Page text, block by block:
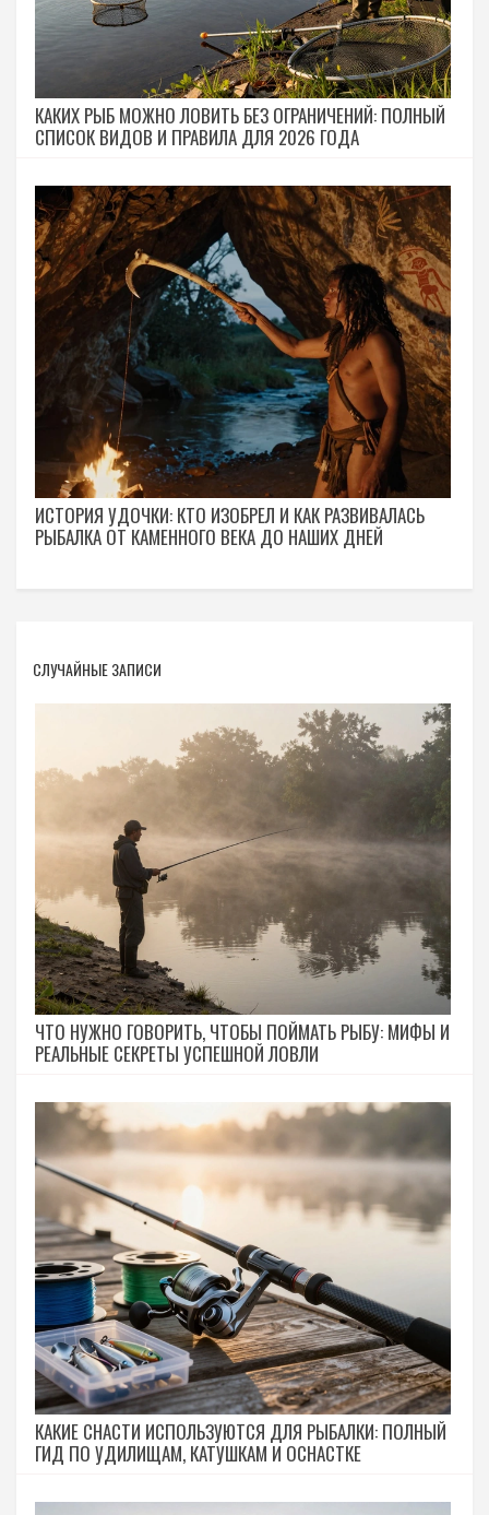
КАКИХ РЫБ МОЖНО ЛОВИТЬ БЕЗ ОГРАНИЧЕНИЙ: ПОЛНЫЙ
СПИСОК ВИДОВ И ПРАВИЛА ДЛЯ 2026 ГОДА
ИСТОРИЯ УДОЧКИ: КТО ИЗОБРЕЛ И КАК РАЗВИВАЛАСЬ
РЫБАЛКА ОТ КАМЕННОГО ВЕКА ДО НАШИХ ДНЕЙ
СЛУЧАЙНЫЕ ЗАПИСИ
ЧТО НУЖНО ГОВОРИТЬ, ЧТОБЫ ПОЙМАТЬ РЫБУ: МИФЫ И
РЕАЛЬНЫЕ СЕКРЕТЫ УСПЕШНОЙ ЛОВЛИ
КАКИЕ СНАСТИ ИСПОЛЬЗУЮТСЯ ДЛЯ РЫБАЛКИ: ПОЛНЫЙ
ГИД ПО УДИЛИЩАМ, КАТУШКАМ И ОСНАСТКЕ